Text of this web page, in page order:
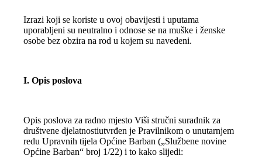
Izrazi koji se koriste u ovoj obavijesti i uputama
uporabljeni su neutralno i odnose se na muške i ženske
osobe bez obzira na rod u kojem su navedeni.
I. Opis poslova
Opis poslova za radno mjesto Viši stručni suradnik za
društvene djelatnostiutvrđen je Pravilnikom o unutarnjem
redu Upravnih tijela Općine Barban („Službene novine
Općine Barban“ broj 1/22) i to kako slijedi: